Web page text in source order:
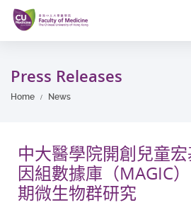
Skip
main
content
Press Releases
Home News
中大醫學院開創兒童
因組數據庫（MAGIC
期微生物群研究